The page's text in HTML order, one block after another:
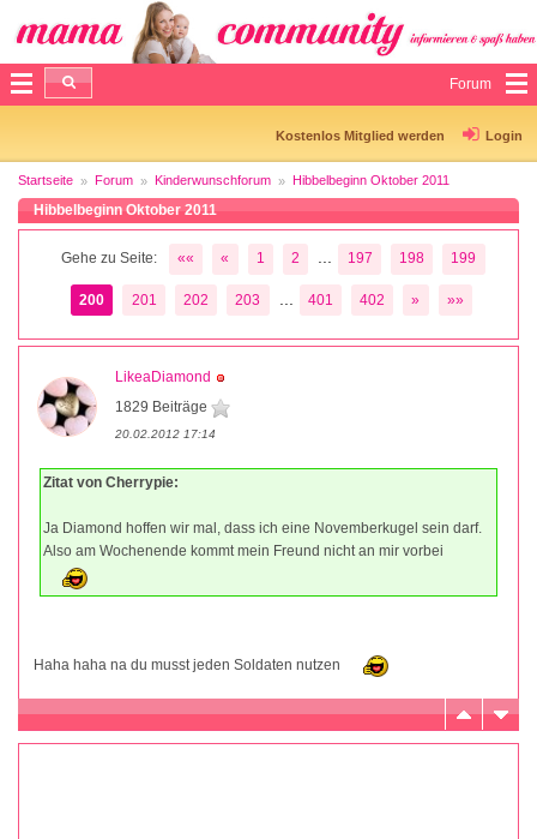
Forum
Kostenlos Mitglied werden Login
Startseite Forum Kinderwunschforum Hibbelbeginn Oktober 2011
Hibbelbeginn Oktober 2011
Gehe zu Seite: «« « 1 2 197 198 199
200 201 202 203 401 402 » »»
LikeaDiamond
1829 Beiträge
20.02.2012 17:14
Zitat von Cherrypie:
Ja Diamond hoffen wir mal, dass ich eine Novemberkugel sein darf.
Also am Wochenende kommt mein Freund nicht an mir vorbei
Haha haha na du musst jeden Soldaten nutzen